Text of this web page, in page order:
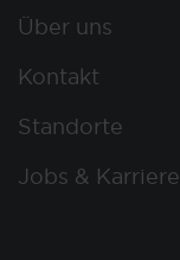
Über uns
Kontakt
Standorte
Jobs & Karriere